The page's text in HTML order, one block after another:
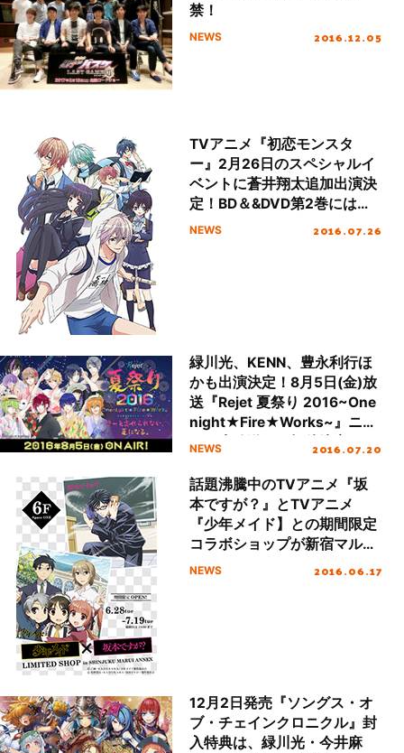
禁！
NEWS 2016.12.05
TVアニメ『初恋モンスタ
ー』2月26日のスペシャルイ
ベントに蒼井翔太追加出演決
定！BD＆&DVD第2巻には
ED「キミに捧げる鎮魂歌」収
NEWS 2016.07.26
緑川光、KENN、豊永利行ほ
かも出演決定！8月5日(金)放
送『Rejet 夏祭り 2016~One
night★Fire★Works~』ニコ
ニコ生放送にご招待決定！
NEWS 2016.07.20
話題沸騰中のTVアニメ『坂
本ですが？』とTVアニメ
『少年メイド】との期間限定
コラボショップが新宿マルイ
アネックスにてオープン！
NEWS 2016.06.17
12月2日発売『ソングス・オ
ブ・チェインクロニクル』封
入特典は、緑川光・今井麻